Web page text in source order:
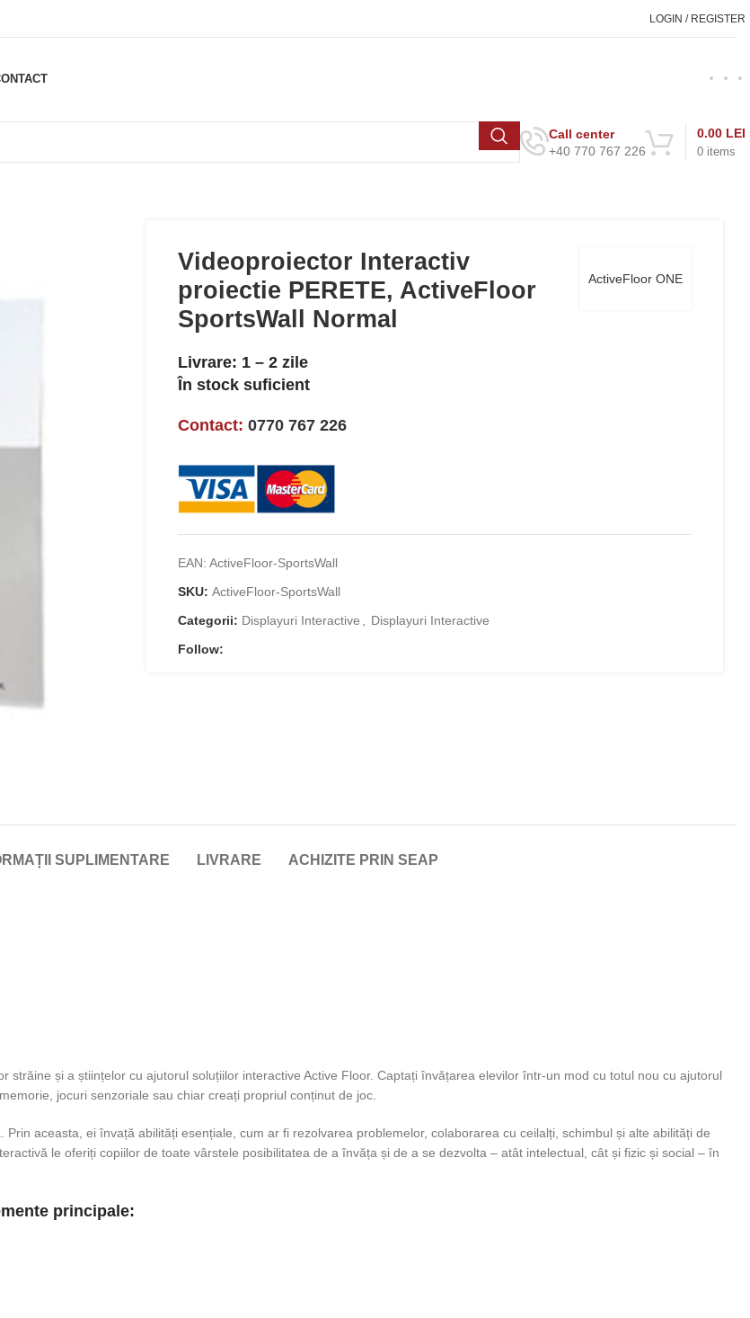
LOGIN / REGISTER
Call center
+40 770 767 226
0 items
0.00 LEI
ActiveFloor ONE
Videoproiector Interactiv
proiectie PERETE, ActiveFloor
SportsWall Normal
Livrare: 1 – 2 zile
În stock suficient
Contact: 0770 767 226
EAN: ActiveFloor-SportsWall
SKU: ActiveFloor-SportsWall
Categorii: Displayuri Interactive
Displayuri Interactive
Follow:
SUPLIMENTARE LIVRARE ACHIZITE PRIN SEAP
și a științelor cu ajutorul soluțiilor interactive Active Floor. Captați învățarea elevilor într-un mod cu totul nou cu ajutorul
jocuri senzoriale sau chiar creați propriul conținut de joc.
aceasta, ei învață abilități esențiale, cum ar fi rezolvarea problemelor, colaborarea cu ceilalți, schimbul și alte abilități de
le oferiți copiilor de toate vârstele posibilitatea de a învăța și de a se dezvolta – atât intelectual, cât și fizic și social – în
principale: